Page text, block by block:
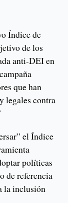
Índice de
de los
anti-DEI en
que han
legales contra
el Índice
políticas
de referencia
la inclusión